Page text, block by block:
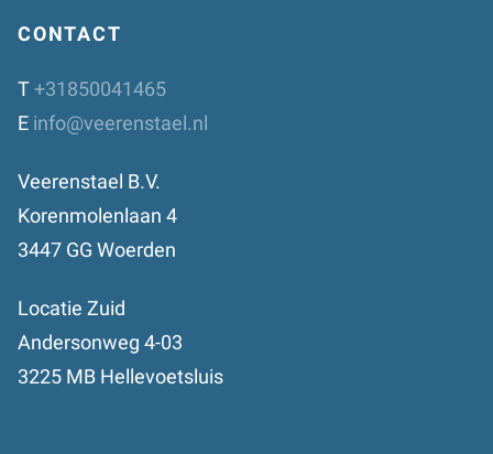
CONTACT
T+31850041465
E info@veerenstael.nl
Veerenstael B.V.
Korenmolenlaan 4
3447 GG Woerden
Locatie Zuid
Andersonweg 4-03
3225 MB Hellevoetsluis